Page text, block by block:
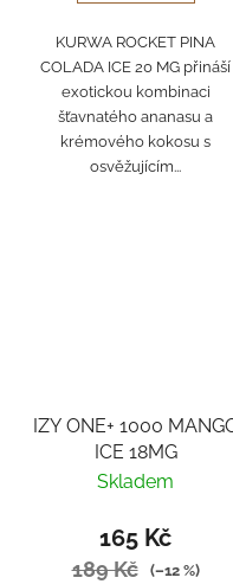
KURWA ROCKET PINA
COLADA ICE 20 MG přináší
exotickou kombinaci
šťavnatého ananasu a
krémového kokosu s
osvěžujícím...
IZY ONE+ 1000
ICE 18MG
Skladem
165 Kč
189 Kč (–12 %)